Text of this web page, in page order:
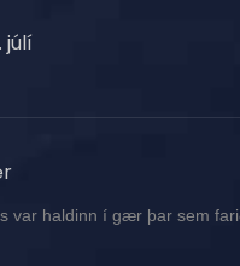
júlí
var haldinn í gær þar sem